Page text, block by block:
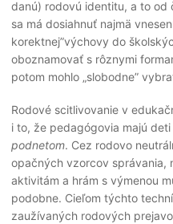
danú) rodovú identitu, a to od
sa má dosiahnuť najmä
korektnej”výchovy do
oboznamovať s rôznymi
potom mohlo „slobodne”
Rodové scitlivovanie v
i to, že pedagógovia majú
podnetom. Cez rodovo
opačných vzorcov správania,
aktivitám a hrám s výmenou
podobne. Cieľom týchto
zaužívaných rodových